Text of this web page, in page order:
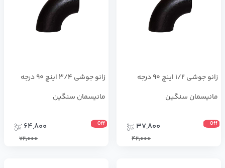
زانو جوشی 1/2 اینچ 90 درجه
مانیسمان سنگین
Off
37,800
42,000
زانو جوشی 3/4 اینچ 90 درجه
مانیسمان سنگین
Off
64,800
72,000